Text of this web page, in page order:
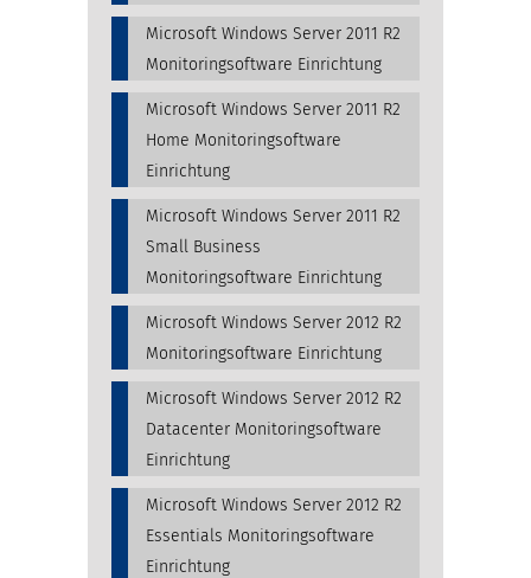
Microsoft Windows Server 2011 R2
Monitoringsoftware Einrichtung
Microsoft Windows Server 2011 R2
Home Monitoringsoftware
Einrichtung
Microsoft Windows Server 2011 R2
Small Business
Monitoringsoftware Einrichtung
Microsoft Windows Server 2012 R2
Monitoringsoftware Einrichtung
Microsoft Windows Server 2012 R2
Datacenter Monitoringsoftware
Einrichtung
Microsoft Windows Server 2012 R2
Essentials Monitoringsoftware
Einrichtung